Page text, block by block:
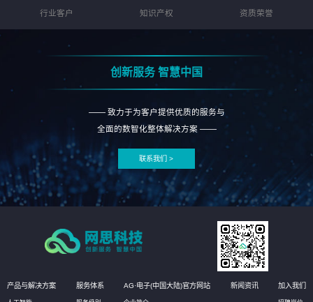
行业客户 知识产权 资质荣誉
创新服务 智慧中国
—— 致力于为客户提供优质的服务与
全面的数智化整体解决方案 ——
联系我们 >
产品与解决方案 服务体系 AG·电子(中国大陆)官方网站 新闻资讯 加入我们